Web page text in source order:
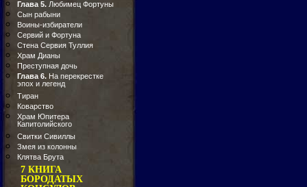
Глава 5. Любимец Фортуны
Сын рабыни
Воины-избиратели
Сервий и Фортуна
Стена Сервия Туллия
Храм Дианы
Преступная дочь
Глава 6. На перекрестке
эпох и легенд
Тиран
Коварство
Храм Юпитера
Капитолийского
Свитки Сивиллы
Змея из колонны
Клятва Брута
7 КНИГА
БОРОДАТЫХ